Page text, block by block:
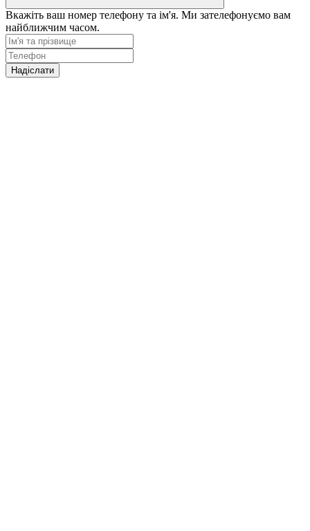
Вкажіть ваш номер телефону та ім'я. Ми зателефонуємо вам
найближчим часом.
Надіслати